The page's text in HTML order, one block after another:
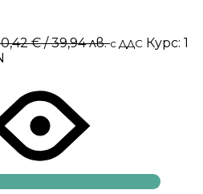
€/ 39,94 лв.с ДДС Курс: 1